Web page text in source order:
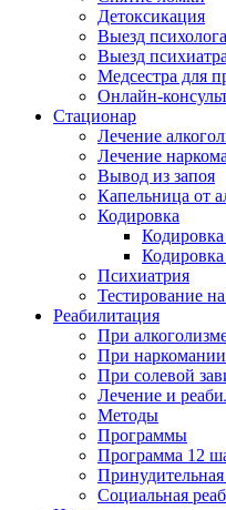
Детоксикация
Выезд психолога
Выезд психиатра
Медсестра для
Онлайн-
Стационар
Лечение
Лечение
Вывод из запоя
Капельница от
Кодировка
Кодировка
Кодировка
Психиатрия
Тестирование
Реабилитация
При
При наркомании
При солевой
Лечение и
Методы
Программы
Программа 12
Социальная